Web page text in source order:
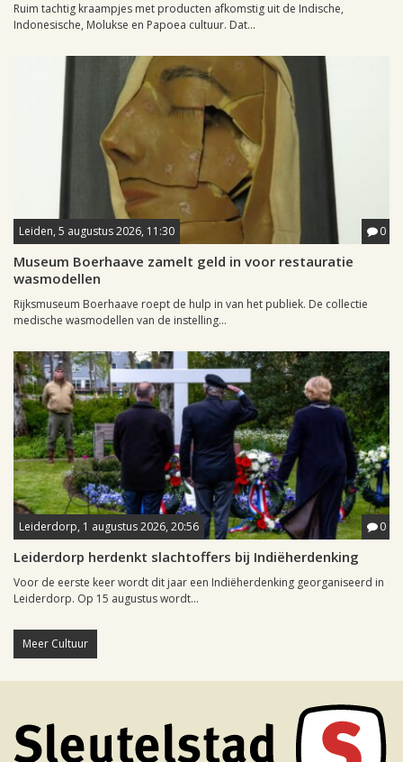
Ruim tachtig kraampjes met producten afkomstig uit de Indische,
Indonesische, Molukse en Papoea cultuur. Dat...
Leiden, 5 augustus 2026, 11:30 0
Museum Boerhaave zamelt geld in voor restauratie
wasmodellen
Rijksmuseum Boerhaave roept de hulp in van het publiek. De collectie
medische wasmodellen van de instelling...
Leiderdorp, 1 augustus 2026, 20:56 0
Leiderdorp herdenkt slachtoffers bij Indiëherdenking
Voor de eerste keer wordt dit jaar een Indiëherdenking georganiseerd in
Leiderdorp. Op 15 augustus wordt...
Meer Cultuur